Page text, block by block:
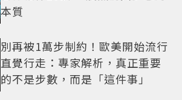
本質
別再被1萬步制約！歐美開始流行
直覺行走：專家解析，真正重要
的不是步數，而是「這件事」